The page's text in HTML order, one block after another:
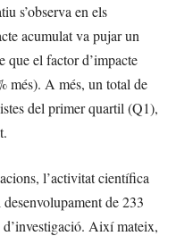
s’observa en els
acumulat va pujar un
que el factor d’impacte
més). A més, un total de
del primer quartil (Q1),
l’activitat científica
de 233
Així mateix,